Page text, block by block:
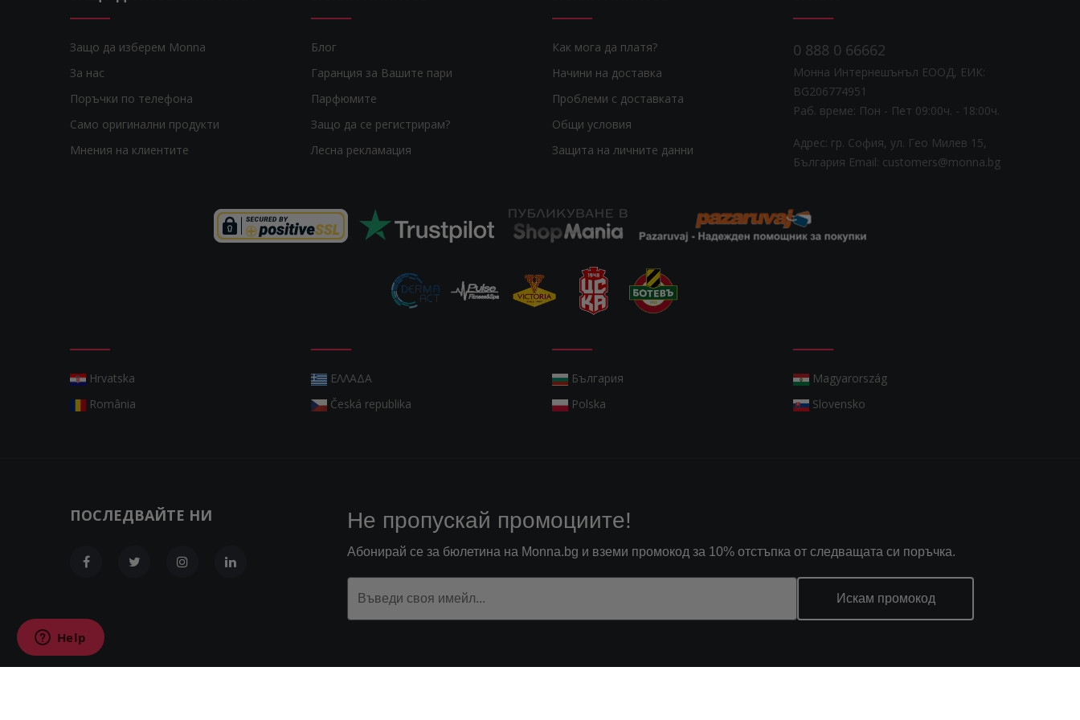
Защо да изберем Monna
За нас
Поръчки по телефона
Само оригинални продукти
Мнения на клиентите
Блог
Гаранция за Вашите пари
Парфюмите
Защо да се регистрирам?
Лесна рекламация
Как мога да платя?
Начини на доставка
Проблеми с доставката
Общи условия
Защита на личните данни
0 888 0 66662
Монна Интернешънъл ЕООД, ЕИК:
BG206774951
Раб. време: Пoн - Пет 09:00ч. - 18:00ч.
Адрес: гр. София, ул. Гео Милев 15,
България Email: customers@monna.bg
Hrvatska
România
ΕΛΛΑΔΑ
Česká republika
България
Polska
Magyarország
Slovensko
ПОСЛЕДВАЙТЕ НИ Не пропускай промоциите!
Абонирай се за бюлетина на Monna.bg и вземи промокод за 10% отстъпка от следващата си поръчка.
Искам промокод